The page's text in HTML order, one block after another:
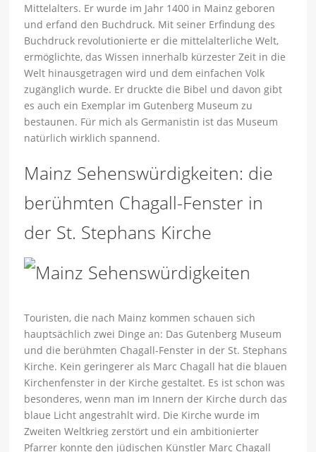
Mittelalters. Er wurde im Jahr 1400 in Mainz geboren
und erfand den Buchdruck. Mit seiner Erfindung des
Buchdruck revolutionierte er die mittelalterliche Welt,
ermöglichte, das Wissen innerhalb kürzester Zeit in die
Welt hinausgetragen wird und dem einfachen Volk
zugänglich wurde. Er druckte die Bibel und davon gibt
es auch ein Exemplar im Gutenberg Museum zu
bestaunen. Für mich als Germanistin ist das Museum
natürlich wirklich spannend.
Mainz Sehenswürdigkeiten: die
berühmten Chagall-Fenster in
der St. Stephans Kirche
Touristen, die nach Mainz kommen schauen sich
hauptsächlich zwei Dinge an: Das Gutenberg Museum
und die berühmten Chagall-Fenster in der St. Stephans
Kirche. Kein geringerer als Marc Chagall hat die blauen
Kirchenfenster in der Kirche gestaltet. Es ist schon was
besonderes, wenn man im Innern der Kirche durch das
blaue Licht angestrahlt wird. Die Kirche wurde im
Zweiten Weltkrieg zerstört und ein ambitionierter
Pfarrer konnte den jüdischen Künstler Marc Chagall